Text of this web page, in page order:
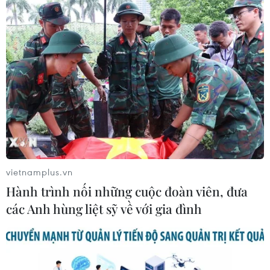
Xem thêm
CƠ QUAN CHỦ QUẢN: THÔNG TẤN XÃ VIỆT NAM
Tổng Biên tập: TRẦN TIẾN DUẨN
Phó Tổng Biên tập: NGUYỄN THỊ TÁM, KHÚC THANH
THỦY
Sở hữu trí tuệ
Quy định sử dụng
RSS
Hỗ trợ
TTXVN
vietnamplus.vn
Hành trình nối những cuộc đoàn viên, đưa
các Anh hùng liệt sỹ về với gia đình